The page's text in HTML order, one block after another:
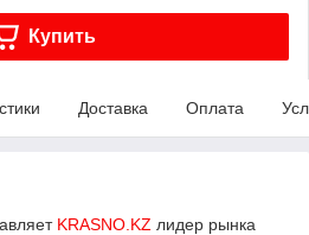
Купить
Доставка Оплата
KRASNO.KZ лидер рынка